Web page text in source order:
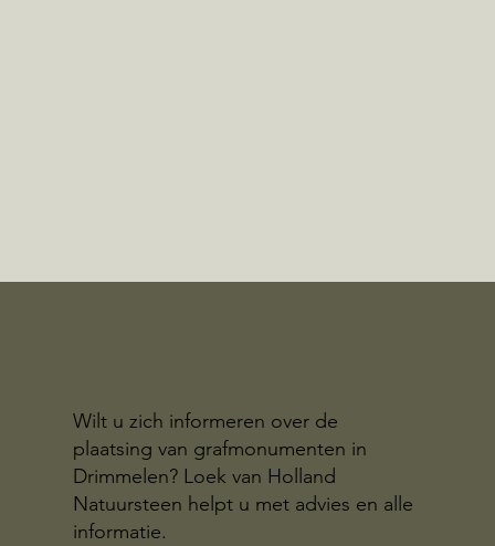
Wilt u zich informeren over de
plaatsing van grafmonumenten in
Drimmelen? Loek van Holland
Natuursteen helpt u met advies en alle
informatie.